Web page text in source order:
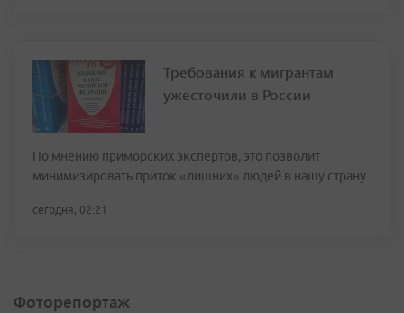
Требования к мигрантам
ужесточили в России
По мнению приморских экспертов, это позволит
минимизировать приток «лишних» людей в нашу страну
сегодня, 02:21
Фоторепортаж